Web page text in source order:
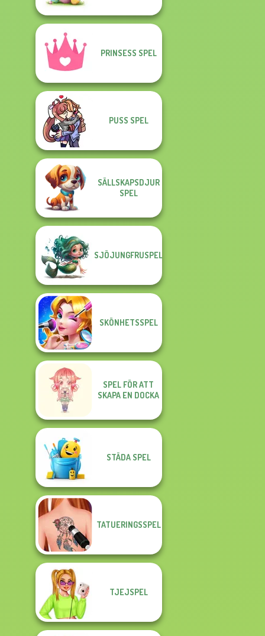
PRINSESS SPEL
PUSS SPEL
SÄLLSKAPSDJUR
SPEL
SJÖJUNGFRUSPEL
SKÖNHETSSPEL
SPEL FÖR ATT
SKAPA EN DOCKA
STÄDA SPEL
TATUERINGSSPEL
TJEJSPEL